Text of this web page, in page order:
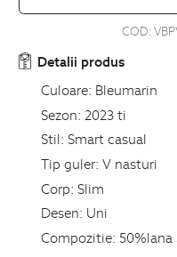
COD:
Detalii produs
Culoare: Bleumarin
Sezon: 2023 ti
Stil: Smart casual
Tip guler: V nasturi
Corp: Slim
Desen: Uni
Compozitie: 50%lana